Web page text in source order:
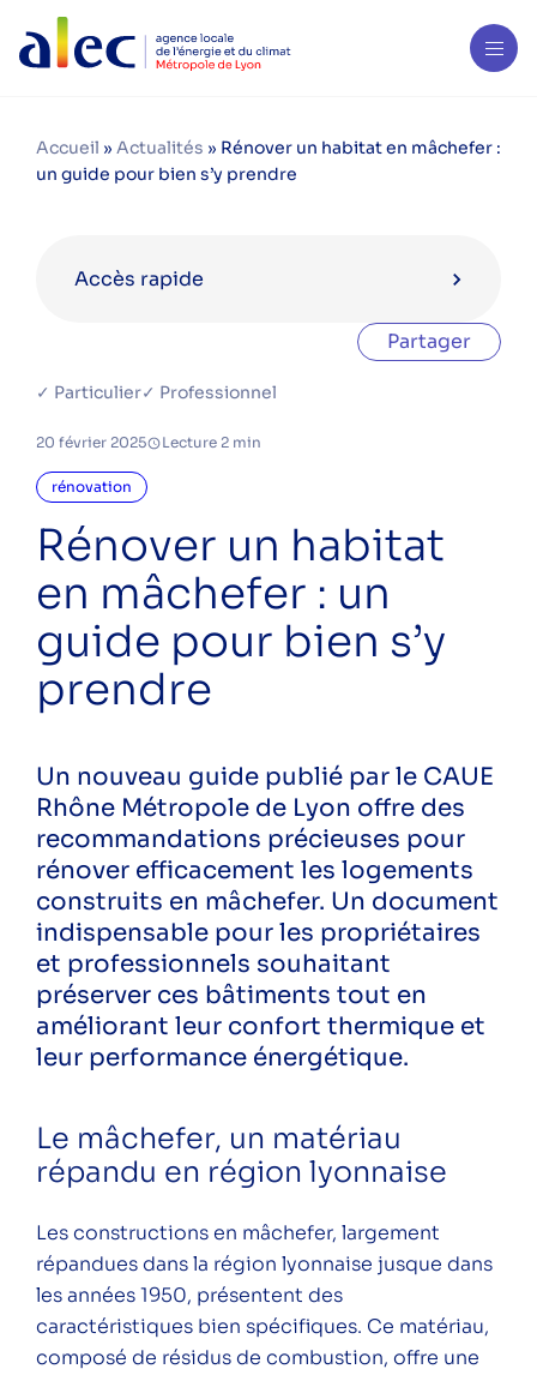
Accueil » Actualités » Rénover un habitat en mâchefer :
un guide pour bien s’y prendre
Accès rapide
Catégories
copropriété
ecoreno'v
energies renouvelables
formation
rénovation
rénovation énergétique
sensibilisation
économies d'eau
économies d'énergie
économie énergie
énergie
Public
Particuliers
Professionnels
Suivez-nous sur les réseaux pour ne rien
râter !
InstagramLinkedInFacebookYouTubeSpotify
Partager
✓ Particulier✓ Professionnel
20 février 2025 Lecture 2 min
rénovation
Rénover un habitat
en mâchefer : un
guide pour bien s’y
prendre
Un nouveau guide publié par le CAUE
Rhône Métropole de Lyon offre des
recommandations précieuses pour
rénover efficacement les logements
construits en mâchefer. Un document
indispensable pour les propriétaires
et professionnels souhaitant
préserver ces bâtiments tout en
améliorant leur confort thermique et
leur performance énergétique.
Le mâchefer, un matériau
répandu en région lyonnaise
Les constructions en mâchefer, largement
répandues dans la région lyonnaise jusque dans
les années 1950, présentent des
caractéristiques bien spécifiques. Ce matériau,
composé de résidus de combustion, offre une